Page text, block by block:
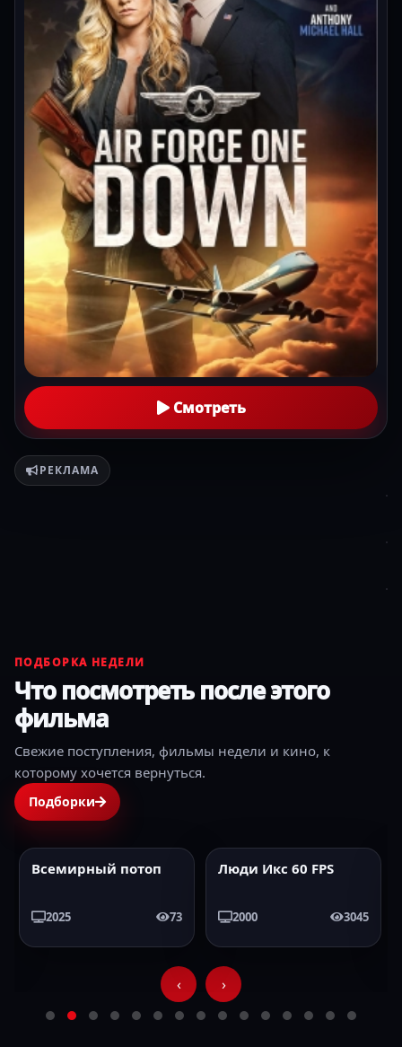
Смотреть
РЕКЛАМА
ПОДБОРКА НЕДЕЛИ
Что посмотреть после этого
фильма
Свежие поступления, фильмы недели и кино, к
которому хочется вернуться.
Подборки
2025 HD
Всемирный потоп
2025 73
2000 60FPS
Люди Икс 60 FPS
2000 3045
‹ ›